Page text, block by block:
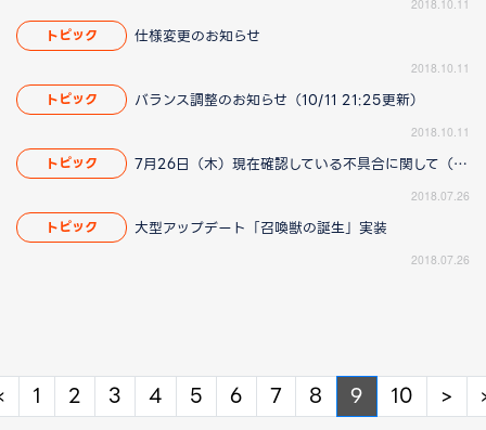
2018.10.11
トピック 仕様変更のお知らせ
2018.10.11
トピック バランス調整のお知らせ（10/11 21:25更新）
2018.10.11
トピック 7月26日（木）現在確認している不具合に関して（8/23 14:40更新）
2018.07.26
トピック 大型アップデート「召喚獣の誕生」実装
2018.07.26
Previous
1 2 3 4 5 6 7 8 9 10 >